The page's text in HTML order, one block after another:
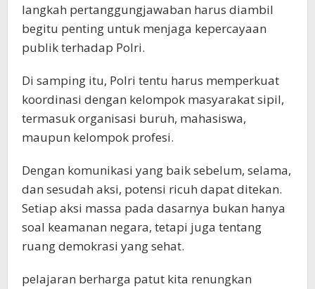
langkah pertanggungjawaban harus diambil
begitu penting untuk menjaga kepercayaan
publik terhadap Polri.
Di samping itu, Polri tentu harus memperkuat
koordinasi dengan kelompok masyarakat sipil,
termasuk organisasi buruh, mahasiswa,
maupun kelompok profesi.
Dengan komunikasi yang baik sebelum, selama,
dan sesudah aksi, potensi ricuh dapat ditekan.
Setiap aksi massa pada dasarnya bukan hanya
soal keamanan negara, tetapi juga tentang
ruang demokrasi yang sehat.
pelajaran berharga patut kita renungkan